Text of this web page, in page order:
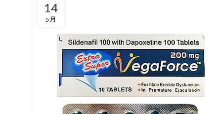
14
5 月